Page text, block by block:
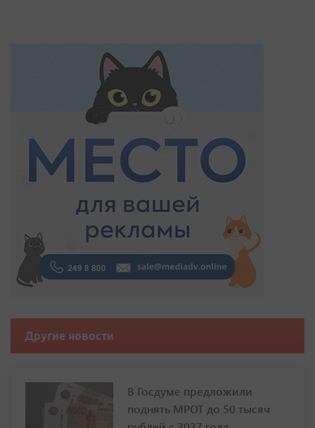
Другие новости
В Госдуме предложили
поднять МРОТ до 50 тысяч